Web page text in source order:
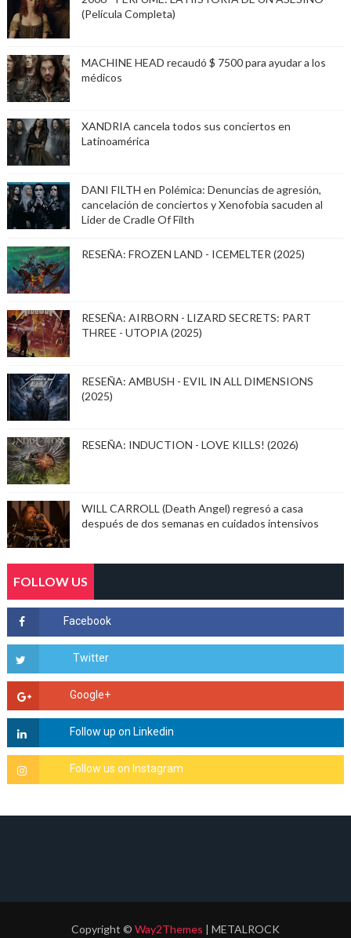
(Película Completa)
MACHINE HEAD recaudó $ 7500 para ayudar a los
médicos
XANDRIA cancela todos sus conciertos en
Latinoamérica
DANI FILTH en Polémica: Denuncias de agresión,
cancelación de conciertos y Xenofobia sacuden al
Lider de Cradle Of Filth
RESEÑA: FROZEN LAND - ICEMELTER (2025)
RESEÑA: AIRBORN - LIZARD SECRETS: PART
THREE - UTOPIA (2025)
RESEÑA: AMBUSH - EVIL IN ALL DIMENSIONS
(2025)
RESEÑA: INDUCTION - LOVE KILLS! (2026)
WILL CARROLL (Death Angel) regresó a casa
después de dos semanas en cuidados intensivos
FOLLOW US
Copyright © Way2Themes | METALROCK